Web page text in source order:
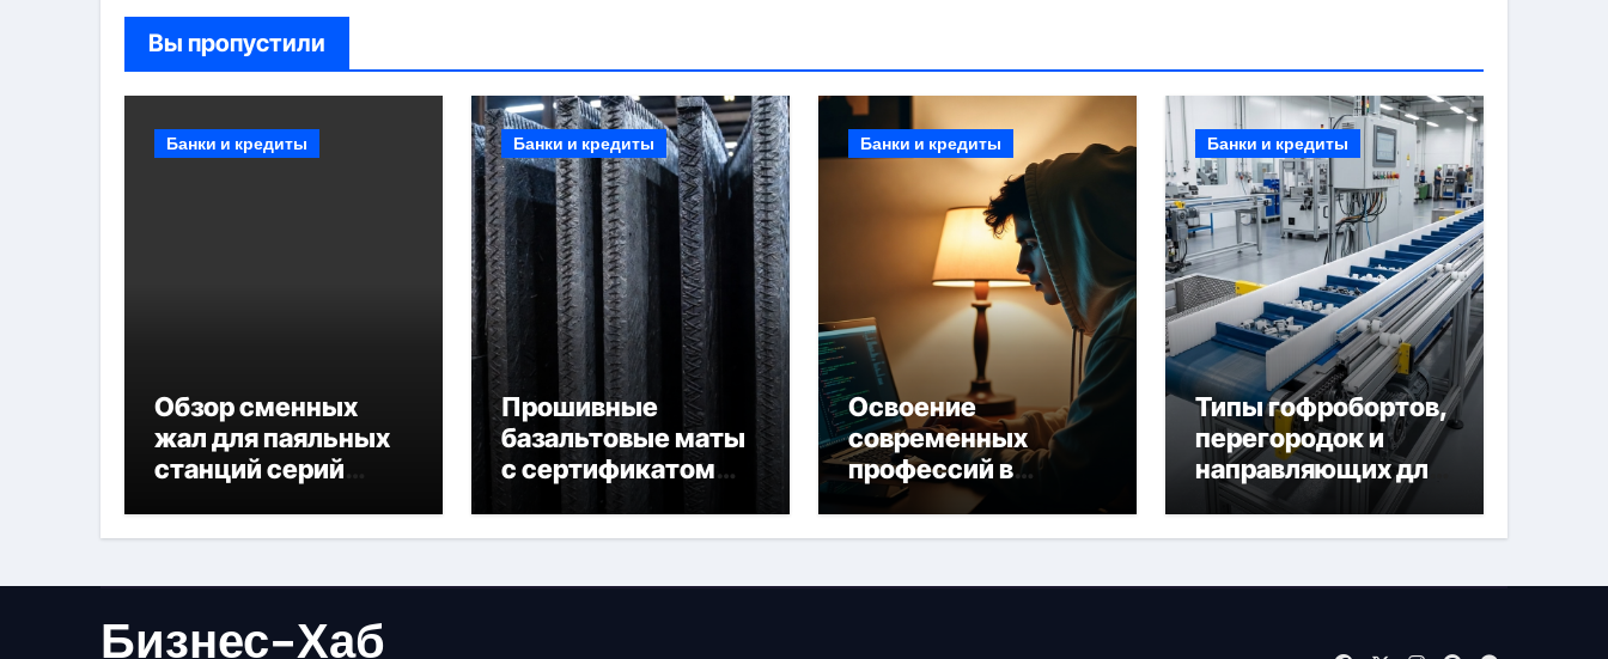
Вы пропустили
Банки и кредиты
Обзор сменных
жал для паяльных
станций серий
Банки и кредиты
Прошивные
базальтовые маты
с сертификатом
негорючести
Банки и кредиты
Освоение
современных
профессий в
онлайн-формате
Банки и кредиты
Типы гофробортов,
перегородок и
направляющих для
конвейерных лент
Бизнес-Хаб